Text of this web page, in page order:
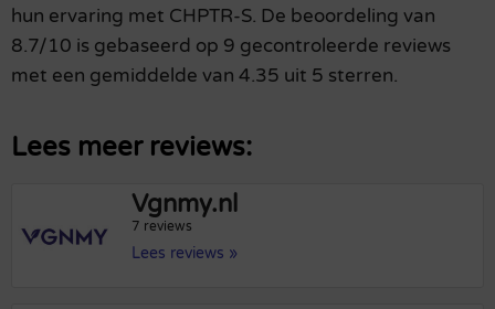
hun ervaring met CHPTR-S. De beoordeling van
8.7/10 is gebaseerd op 9 gecontroleerde reviews
met een gemiddelde van 4.35 uit 5 sterren.
Lees meer reviews:
Vgnmy.nl
7 reviews
Lees reviews »